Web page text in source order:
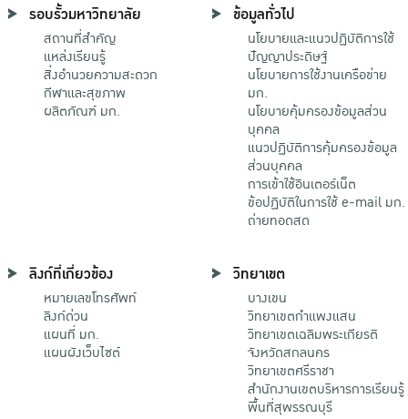
รอบรั้วมหาวิทยาลัย
สถานที่สำคัญ
แหล่งเรียนรู้
สิ่งอำนวยความสะดวก
กีฬาและสุขภาพ
ผลิตภัณฑ์ มก.
ข้อมูลทั่วไป
นโยบายและแนวปฏิบัติการใช้
ปัญญาประดิษฐ์
นโยบายการใช้งานเครือข่าย
มก.
นโยบายคุ้มครองข้อมูลส่วน
บุคคล
แนวปฏิบัติการคุ้มครองข้อมูล
ส่วนบุคคล
การเข้าใช้อินเตอร์เน็ต
ข้อปฏิบัติในการใช้ e-mail มก.
ถ่ายทอดสด
ลิงก์ที่เกี่ยวข้อง
หมายเลขโทรศัพท์
ลิงก์ด่วน
แผนที่ มก.
แผนผังเว็บไซต์
วิทยาเขต
บางเขน
วิทยาเขตกําแพงแสน
วิทยาเขตเฉลิมพระเกียรติ
จังหวัดสกลนคร
วิทยาเขตศรีราชา
สำนักงานเขตบริหารการเรียนรู้
พื้นที่สุพรรณบุรี